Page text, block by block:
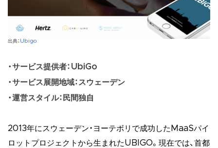
出典： Ubigo
サービス提供者：UbiGo
サービス展開地域：スウェーデン
運営スタイル：民間独自
2013年にスウェーデン・ヨーテボリで成功したMaaSパイ
ロットプロジェクトから生まれたUBIGO。現在では、首都